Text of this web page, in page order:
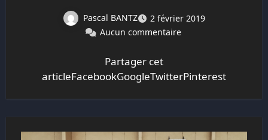
Pascal BANTZ
2 février 2019
Aucun commentaire
Partager cet
articleFacebookGoogleTwitterPinterest